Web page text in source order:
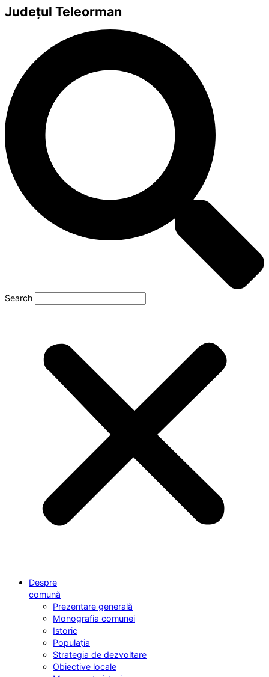
Județul Teleorman
Search
Despre
comună
Prezentare generală
Monografia comunei
Istoric
Populația
Strategia de dezvoltare
Obiective locale